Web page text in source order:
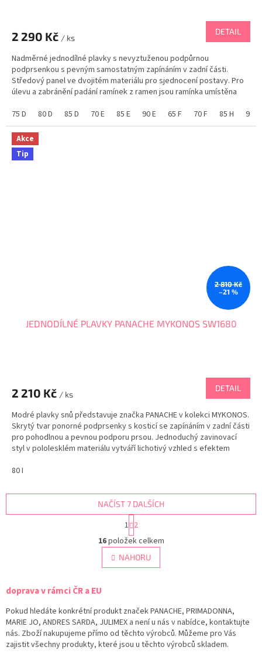
je
z
5
hvězdiček.
2 290 Kč / ks
DETAIL
Nadměrné jednodílné plavky s nevyztuženou podpůrnou
podprsenkou s pevným samostatným zapínáním v zadní části.
Středový panel ve dvojitém materiálu pro sjednocení postavy. Pro
úlevu a zabránění padání ramínek z ramen jsou ramínka umístěna
75 D
80 D 85 D 70 E 85 E 90 E 65 F 70 F 85 H 90 H
Akce
Tip
2 810 Kč
–21 %
JEDNODÍLNÉ PLAVKY PANACHE MYKONOS SW1680
2 210 Kč / ks
DETAIL
Modré plavky snů představuje značka PANACHE v kolekci MYKONOS.
Skrytý tvar ponorné podprsenky s kosticí se zapínáním v zadní části
pro pohodlnou a pevnou podporu prsou. Jednoduchý zavinovací
styl v pololesklém materiálu vytváří lichotivý vzhled s efektem
80 I
O
v
l
á
í
p
r
v
NAČÍST 7 DALŠÍCH
S
t
r
á
n
k
n
í
1 2
16položek celkem
NAHORU
doprava v rámci ČR a EU
Pokud hledáte konkrétní produkt značek PANACHE, PRIMADONNA,
MARIE JO, ANDRES SARDA, JULIMEX a není u nás v nabídce, kontaktujte
nás. Zboží nakupujeme přímo od těchto výrobců. Můžeme pro Vás
zajistit všechny produkty, které jsou u těchto výrobců skladem.